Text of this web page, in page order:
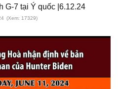
G-7 tại Ý quốc |6.12.24
(Xem: 17329)